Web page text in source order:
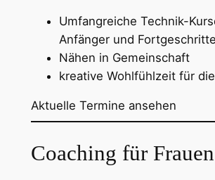
Umfangreiche Technik-
Anfänger und
Nähen in Gemeinschaft
kreative Wohlfühlzeit für
Aktuelle Termine ansehen
Coaching für